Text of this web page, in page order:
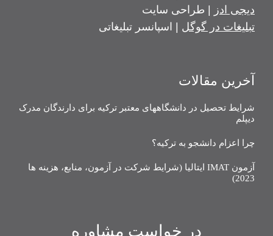
دیجی ادز
| طراحی سایت
تبلیغات در گوگل | اسپانسر تبلیغاتی
آخرین مقالات
شرایط تحصیل در دانشگاههای معتبر ترکیه برای دارندگان مدرک
دیپلم
چرا اعزام دانشجو به ترکیه؟
آزمون IMAT ایتالیا (شرایط شرکت در آزمون، منابع، هزینه ها
2023)
در خواست مشاوره